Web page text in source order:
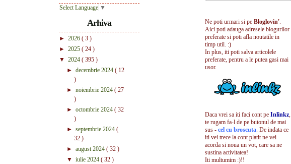
Ne poti urmari si pe Bloglovin'.
Aici poti adauga adresele blogurilor
preferate si poti afla noutatile in
timp util. :)
In plus, iti poti salva articolele
preferate, pentru a le putea gasi mai
usor.
Daca vrei sa iti faci cont pe Inlinkz,
te rugam fa-l de pe butonul de mai
sus - cel cu broscuta. De indata ce
iti vei trece la cont platit ne vei
acorda si noua un vot, care sa ne
sustina activitatea!
Iti multumim :)!!
Select Language ▼
Arhiva
► 2026 ( 3 )
► 2025 ( 24 )
▼ 2024 ( 395 )
► decembrie 2024 ( 12
)
► noiembrie 2024 ( 27
)
► octombrie 2024 ( 32
)
► septembrie 2024 (
32 )
► august 2024 ( 32 )
▼ iulie 2024 ( 32 )